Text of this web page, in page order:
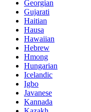
Georgian
Gujarati
Haitian
Hausa
Hawaiian
Hebrew
Hmong
Hungarian
Icelandic
Igbo
Javanese
Kannada